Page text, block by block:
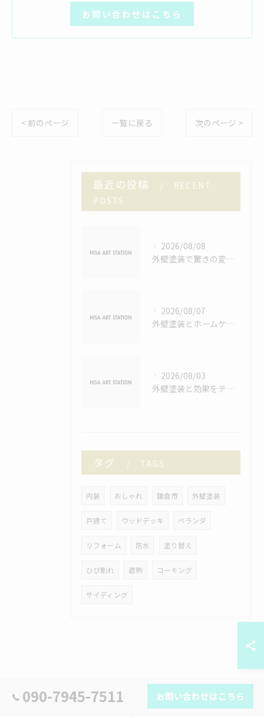
お問い合わせはこちら
< 前のページ 一覧に戻る 次のページ >
最近の投稿
RECENT
POSTS
2026/08/08
外壁塗装で驚きの変化を叶える！神奈川県鎌倉市で失敗しない色選びと納得の仕上がりポイント
2026/08/07
外壁塗装とホームケアの費用適正を神奈川県鎌倉市足柄上郡山北町で徹底検証
2026/08/03
外壁塗装と効果をテストから見極める神奈川県鎌倉市の後悔しない選択ポイント
タグ TAGS
内装 おしゃれ 鎌倉市 外壁塗装
戸建て ウッドデッキ ベランダ
リフォーム 防水 塗り替え
ひび割れ 遮熱 コーキング
サイディング
090-7945-7511 お問い合わせはこちら